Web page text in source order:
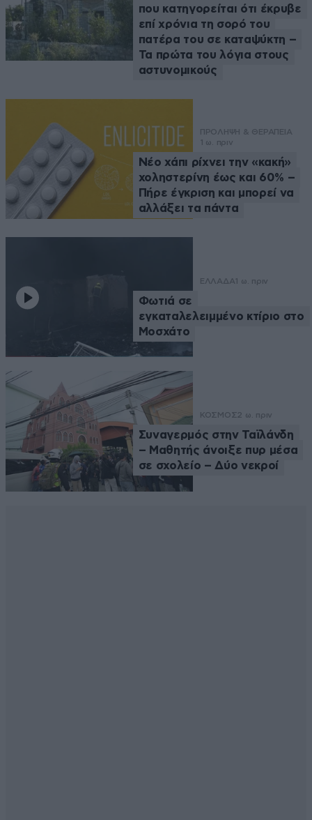
που κατηγορείται ότι έκρυβε
επί χρόνια τη σορό του
πατέρα του σε καταψύκτη –
Τα πρώτα του λόγια στους
αστυνομικούς
ΠΡΟΛΗΨΗ & ΘΕΡΑΠΕΙΑ
1 ω. πριν
Νέο χάπι ρίχνει την «κακή»
χοληστερίνη έως και 60% –
Πήρε έγκριση και μπορεί να
αλλάξει τα πάντα
ΕΛΛΑΔΑ 1 ω. πριν
Φωτιά σε
εγκαταλελειμμένο κτίριο στο
Μοσχάτο
ΚΟΣΜΟΣ2 ω. πριν
Συναγερμός στην Ταϊλάνδη
– Μαθητής άνοιξε πυρ μέσα
σε σχολείο – Δύο νεκροί